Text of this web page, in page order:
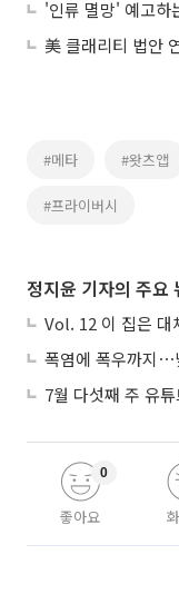
'인류 멸망' 예고하
#메타 #왓츠앱
#프라이버시
정지윤 기자의 주요
Vol. 12 이 집은 대
폭염에 폭우까지⋯
7월 다섯째 주 유
좋아요
0